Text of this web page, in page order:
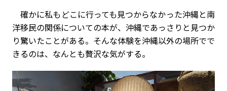
確かに私もどこに行っても見つからなかった沖縄と南
洋移民の関係についての本が、沖縄であっさりと見つか
り驚いたことがある。そんな体験を沖縄以外の場所でで
きるのは、なんとも贅沢な気がする。